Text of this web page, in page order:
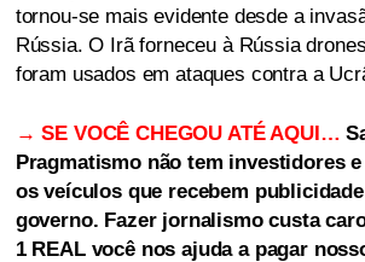
tornou-se mais evidente desde a
Rússia. O Irã forneceu à Rússia
foram usados ​​em ataques contra a
→ SE VOCÊ CHEGOU ATÉ AQUI…
Pragmatismo não tem investidores
os veículos que recebem
governo. Fazer jornalismo custa
1 REAL você nos ajuda a pagar